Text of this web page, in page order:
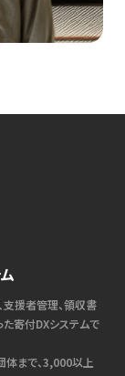
支援者管理、領収書
寄付DXシステムで
まで、3,000以上